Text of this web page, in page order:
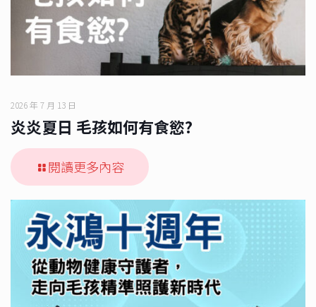
2026 年 7 月 13 日
炎炎夏日 毛孩如何有食慾?
閱讀更多內容